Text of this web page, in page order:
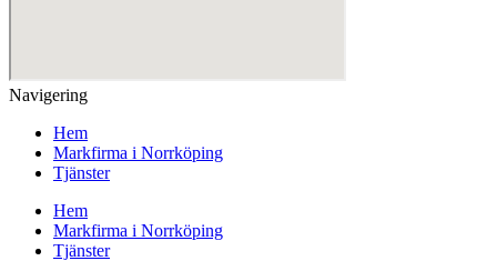
Navigering
Hem
Markfirma i Norrköping
Tjänster
Hem
Markfirma i Norrköping
Tjänster